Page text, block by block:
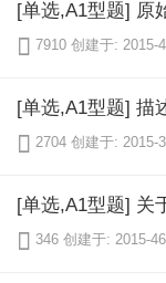
 7910 创建于: 2015-
 2704 创建于: 2015-
[单选,A1型题] 关
 346 创建于: 2015-